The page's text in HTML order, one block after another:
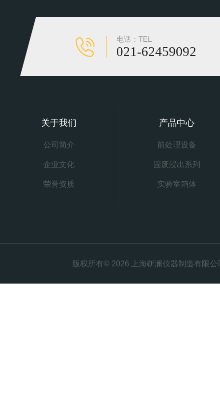
电话：TEL
021-62459092
关于我们
公司简介
企业文化
荣誉资质
产品中心
前处理设备
固废浸出系列
实验室箱体
版权所有© 2026 上海靳澜仪器制造有限